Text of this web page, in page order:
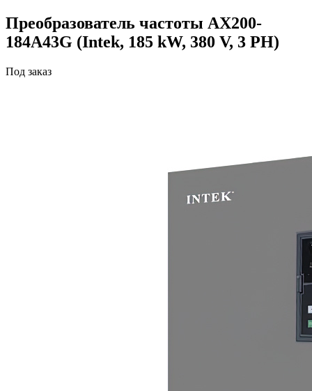
Преобразователь частоты AX200-
184A43G (Intek, 185 kW, 380 V, 3 PH)
Под заказ